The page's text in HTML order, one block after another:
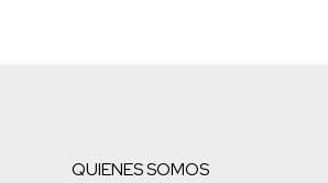
QUIENES SOMOS